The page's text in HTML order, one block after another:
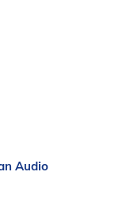
Audio